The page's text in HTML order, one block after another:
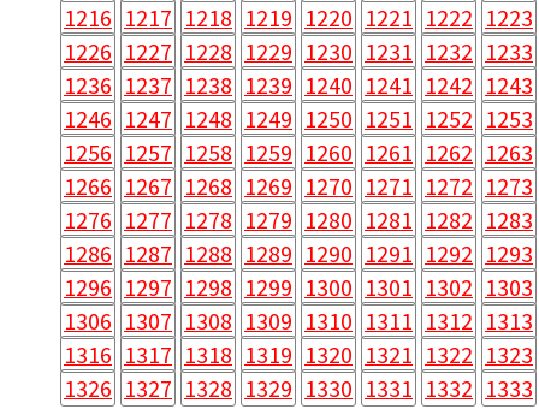
1216 1217 1218 1219 1220 1221 1222 1223
1226 1227 1228 1229 1230 1231 1232 1233
1236 1237 1238 1239 1240 1241 1242 1243
1246 1247 1248 1249 1250 1251 1252 1253
1256 1257 1258 1259 1260 1261 1262 1263
1266 1267 1268 1269 1270 1271 1272 1273
1276 1277 1278 1279 1280 1281 1282 1283
1286 1287 1288 1289 1290 1291 1292 1293
1296 1297 1298 1299 1300 1301 1302 1303
1306 1307 1308 1309 1310 1311 1312 1313
1316 1317 1318 1319 1320 1321 1322 1323
1326 1327 1328 1329 1330 1331 1332 1333